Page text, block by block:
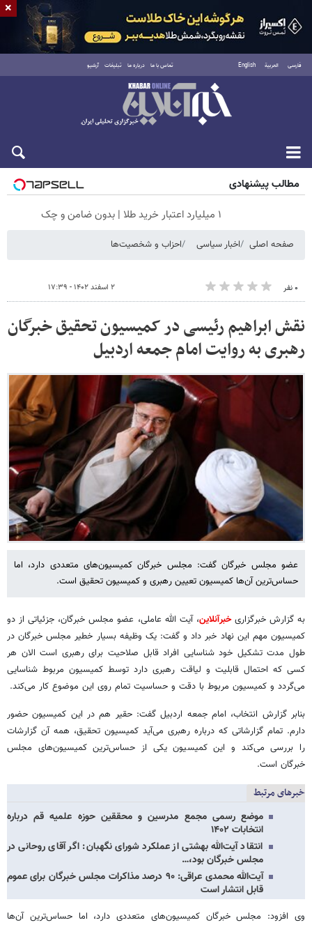
فارسی العربية English تماس با ما درباره ما تبلیغات آرشیو
شنبه ۱۷ مرداد ۱۴۰۵
مطالب پیشنهادی
۱ میلیارد اعتبار خرید طلا | بدون ضامن و چک
صفحه اصلی اخبار سیاسی احزاب و شخصیت‌ها
۰ نفر ۲ اسفند ۱۴۰۲ - ۱۷:۳۹
نقش ابراهیم رئیسی در کمیسیون تحقیق خبرگان
رهبری به روایت امام جمعه اردبیل
عضو مجلس خبرگان گفت: مجلس خبرگان کمیسیون‌های متعددی دارد، اما
حساس‌ترین آن‌ها کمیسیون تعیین رهبری و کمیسیون تحقیق است.
به گزارش خبرگزاریخبرآنلاین، آیت الله عاملی، عضو مجلس خبرگان، جزئیاتی از دو
کمیسیون مهم این نهاد خبر داد و گفت: یک وظیفه بسیار خطیر مجلس خبرگان در
طول مدت تشکیل خود شناسایی افراد قابل صلاحیت برای رهبری است الان هر
کسی که احتمال قابلیت و لیاقت رهبری دارد توسط کمیسیون مربوط شناسایی
می‌گردد و کمیسیون مربوط با دقت و حساسیت تمام روی این موضوع کار می‌کند.
بنابر گزارش انتخاب، امام جمعه اردبیل گفت: حقیر هم در این کمیسیون حضور
دارم. تمام گزارشاتی که درباره رهبری می‌آید کمیسیون تحقیق، همه آن گزارشات
را بررسی می‌کند و این کمیسیون یکی از حساس‌ترین کمیسیون‌های مجلس
خبرگان است.
خبرهای مرتبط
موضع رسمی مجمع مدرسین و محققین حوزه علمیه قم درباره
انتخابات ۱۴۰۲
انتقاد آیت‌الله بهشتی از عملکرد شورای نگهبان: اگر آقای روحانی در
مجلس خبرگان بود،…
آیت‌الله محمدی عراقی: ۹۰ درصد مذاکرات مجلس خبرگان برای عموم
قابل انتشار است
وی افزود: مجلس خبرگان کمیسیون‌های متعددی دارد، اما حساس‌ترین آن‌ها
×